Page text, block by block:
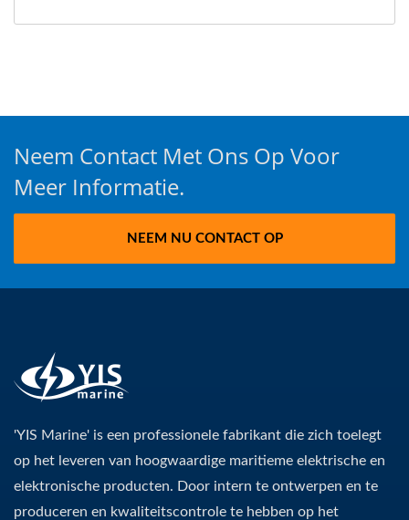
Neem Contact Met Ons Op Voor
Meer Informatie.
NEEM NU CONTACT OP
'YIS Marine' is een professionele fabrikant die zich toelegt
op het leveren van hoogwaardige maritieme elektrische en
elektronische producten. Door intern te ontwerpen en te
produceren en kwaliteitscontrole te hebben op het